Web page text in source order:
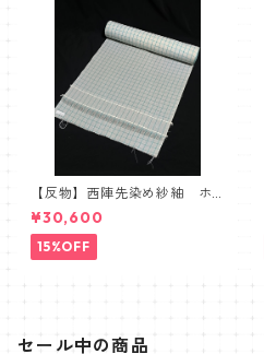
【反物】西陣先染め紗紬 ホ
ワイト 水色 チェック 紗
紬 夏衣
¥30,600
15%OFF
セール中の商品